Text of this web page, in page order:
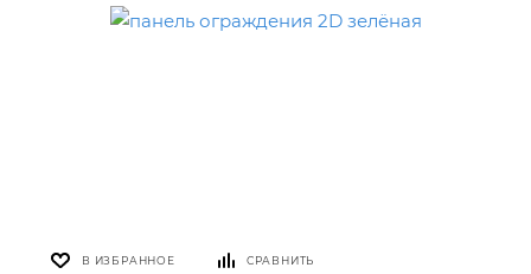
В ИЗБРАННОЕ СРАВНИТЬ